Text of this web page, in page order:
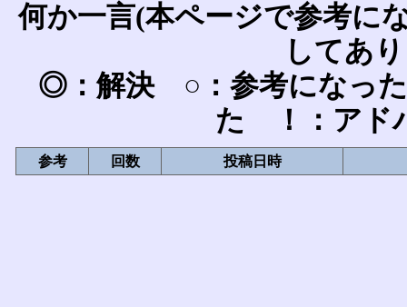
何か一言(本ページで参考に
してあ
◎：解決 ○：参考になっ
た ！：アド
参考 回数 投稿日時